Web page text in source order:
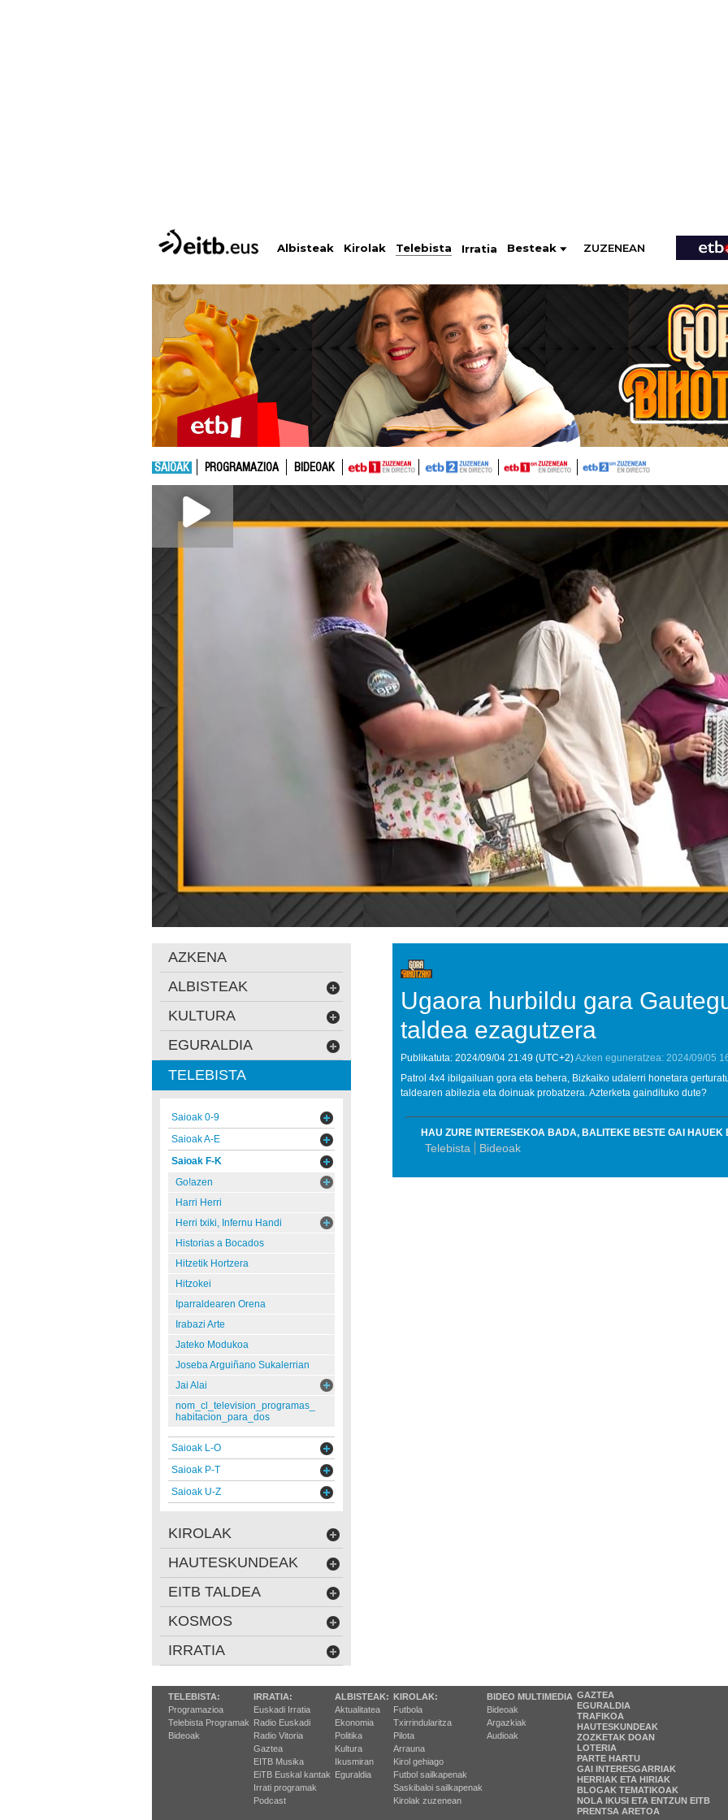
Albisteak Kirolak Telebista Irratia Besteak ZUZENEAN
SAIOAK PROGRAMAZIOA BIDEOAK
Ugaora hurbildu gara
taldea ezagutzera
Publikatuta: 2024/09/04 21:49 (UTC+2)Azken eguneratzea: 2024/09/05
Patrol 4x4 ibilgailuan gora eta behera, Bizkaiko udalerri honetara
taldearen abilezia eta doinuak probatzera. Azterketa gaindituko dute?
HAU ZURE INTERESEKOA BADA, BALITEKE BESTE GAI HAUEK
Telebista Bideoak
AZKENA
ALBISTEAK
KULTURA
EGURALDIA
TELEBISTA
Saioak 0-9
Saioak A-E
Saioak F-K
Go!azen
Harri Herri
Herri txiki, Infernu Handi
Historias a Bocados
Hitzetik Hortzera
Hitzokei
Iparraldearen Orena
Irabazi Arte
Jateko Modukoa
Joseba Arguiñano Sukalerrian
Jai Alai
nom_cl_television_programas_
habitacion_para_dos
Saioak L-O
Saioak P-T
Saioak U-Z
KIROLAK
HAUTESKUNDEAK
EITB TALDEA
KOSMOS
IRRATIA
TELEBISTA:
Programazioa
Telebista Programak
Bideoak
IRRATIA:
Euskadi Irratia
Radio Euskadi
Radio Vitoria
Gaztea
EITB Musika
EiTB Euskal kantak
Irrati programak
Podcast
ALBISTEAK:
Aktualitatea
Ekonomia
Politika
Kultura
Ikusmiran
Eguraldia
KIROLAK:
Futbola
Txirrindularitza
Pilota
Arrauna
Kirol gehiago
Futbol sailkapenak
Saskibaloi sailkapenak
Kirolak zuzenean
BIDEO MULTIMEDIA
Bideoak
Argazkiak
Audioak
GAZTEA
EGURALDIA
TRAFIKOA
HAUTESKUNDEAK
ZOZKETAK DOAN
LOTERIA
PARTE HARTU
GAI INTERESGARRIAK
HERRIAK ETA HIRIAK
BLOGAK TEMATIKOAK
NOLA IKUSI ETA ENTZUN EITB
PRENTSA ARETOA